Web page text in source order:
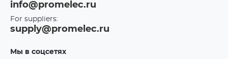
info@promelec.ru
For suppliers:
supply@promelec.ru
Мы в соцсетях